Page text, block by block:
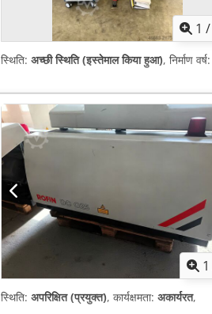
1 /
स्थिति: अच्छी स्थिति (इस्तेमाल किया हुआ), निर्माण वर्ष:
1
स्थिति: अपरिक्षित (प्रयुक्त), कार्यक्षमता: अकार्यरत,